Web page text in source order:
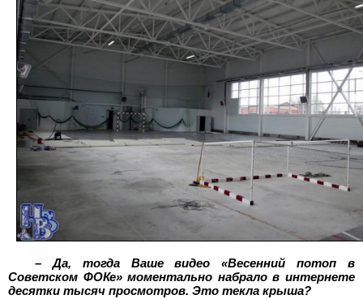
– Да, тогда Ваше видео «Весенний потоп в
Советском ФОКе» моментально набрало в интернете
десятки тысяч просмотров. Это текла крыша?